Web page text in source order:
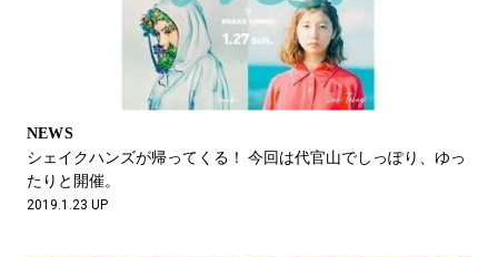
NEWS
シェイクハンズが帰ってくる！ 今回は代官山でしっぽり、ゆっ
たりと開催。
2019.1.23 UP